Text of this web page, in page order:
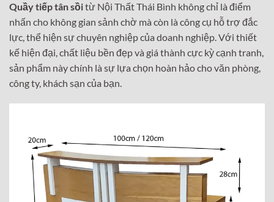
Quầy tiếp tân sồitừ Nội Thất Thái Bình không chỉ là điểm
nhấn cho không gian sảnh chờ mà còn là công cụ hỗ trợ đắc
lực, thể hiện sự chuyên nghiệp của doanh nghiệp. Với thiết
kế hiện đại, chất liệu bền đẹp và giá thành cực kỳ cạnh tranh,
sản phẩm này chính là sự lựa chọn hoàn hảo cho văn phòng,
công ty, khách sạn của bạn.